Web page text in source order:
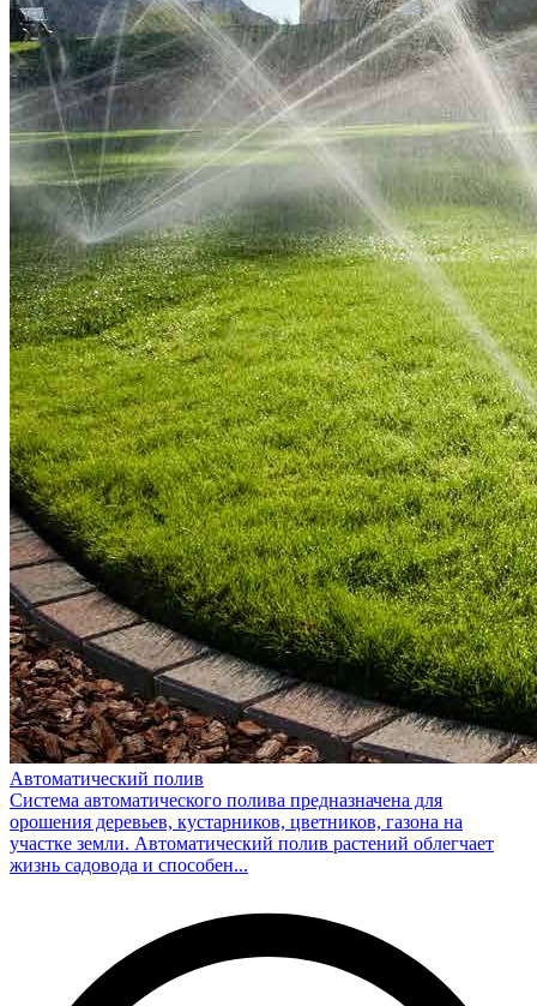
Автоматический полив
Система автоматического полива предназначена для
орошения деревьев, кустарников, цветников, газона на
участке земли. Автоматический полив растений облегчает
жизнь садовода и способен...